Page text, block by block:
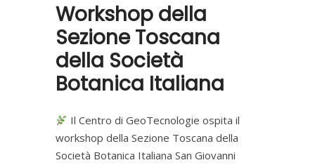
Workshop della
Sezione Toscana
della Società
Botanica Italiana
Il Centro di GeoTecnologie ospita il
workshop della Sezione Toscana della
Società Botanica Italiana San Giovanni